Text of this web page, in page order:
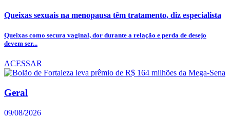
Queixas sexuais na menopausa têm tratamento, diz especialista
Queixas como secura vaginal, dor durante a relação e perda de desejo
devem ser...
ACESSAR
Geral
09/08/2026